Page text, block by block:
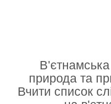
природа та
Вчити список